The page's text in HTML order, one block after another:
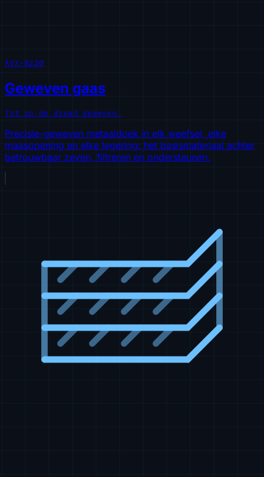
AVX-0220
Geweven gaas
Tot op de draad geweven.
Precisie-geweven metaaldoek in elk weefsel, elke
maasopening en elke legering: het basismateriaal achter
betrouwbaar zeven, filtreren en ondersteunen.